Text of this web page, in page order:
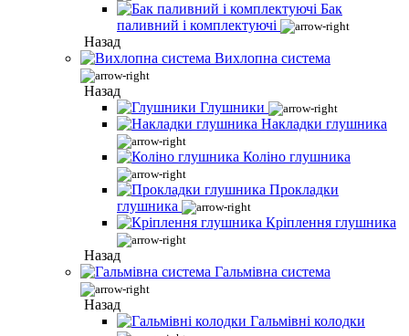
Бак
паливний і комплектуючі
Назад
Вихлопна система
Назад
Глушники
Накладки глушника
Коліно глушника
Прокладки
глушника
Кріплення глушника
Назад
Гальмівна система
Назад
Гальмівні колодки